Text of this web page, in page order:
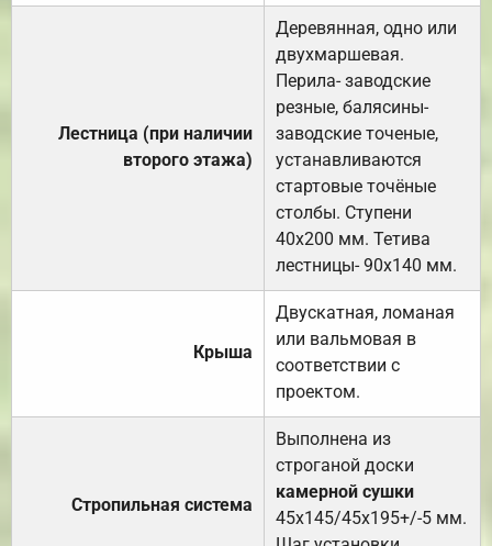
Лестница (при наличии
второго этажа)
Деревянная, одно или
двухмаршевая.
Перила- заводские
резные, балясины-
заводские точеные,
устанавливаются
стартовые точёные
столбы. Ступени
40х200 мм. Тетива
лестницы- 90х140 мм.
Крыша
Двускатная, ломаная
или вальмовая в
соответствии с
проектом.
Стропильная система
Выполнена из
строганой доски
камерной сушки
45х145/45х195+/-5 мм.